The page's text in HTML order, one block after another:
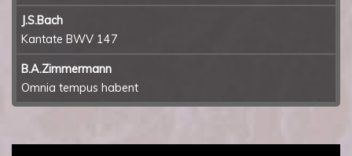
J.S.Bach
Kantate BWV 147
B.A.Zimmermann
Omnia tempus habent